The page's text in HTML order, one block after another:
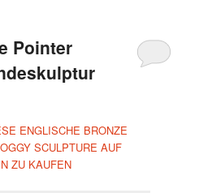
Pointer
ENGLISCHE BRONZE
SCULPTURE AUF
ZU KAUFEN